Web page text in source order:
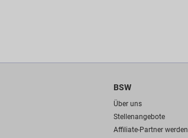
BSW
Über uns
Stellenangebote
Affiliate-Partner werden